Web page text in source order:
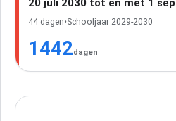
20 juli 2030 tot en met 1
44 dagen•Schooljaar 2029-2030
1442dagen